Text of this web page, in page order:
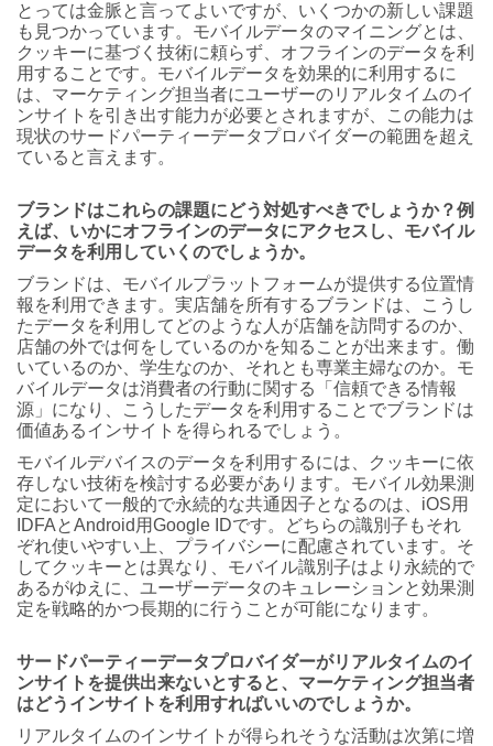
とっては金脈と言ってよいですが、いくつかの新しい課題
も見つかっています。モバイルデータのマイニングとは、
クッキーに基づく技術に頼らず、オフラインのデータを利
用することです。モバイルデータを効果的に利用するに
は、マーケティング担当者にユーザーのリアルタイムのイ
ンサイトを引き出す能力が必要とされますが、この能力は
現状のサードパーティーデータプロバイダーの範囲を超え
ていると言えます。
ブランドはこれらの課題にどう対処すべきでしょうか？例
えば、いかにオフラインのデータにアクセスし、モバイル
データを利用していくのでしょうか。
ブランドは、モバイルプラットフォームが提供する位置情
報を利用できます。実店舗を所有するブランドは、こうし
たデータを利用してどのような人が店舗を訪問するのか、
店舗の外では何をしているのかを知ることが出来ます。働
いているのか、学生なのか、それとも専業主婦なのか。モ
バイルデータは消費者の行動に関する「信頼できる情報
源」になり、こうしたデータを利用することでブランドは
価値あるインサイトを得られるでしょう。
モバイルデバイスのデータを利用するには、クッキーに依
存しない技術を検討する必要があります。モバイル効果測
定において一般的で永続的な共通因子となるのは、iOS用
IDFAとAndroid用Google IDです。どちらの識別子もそれ
ぞれ使いやすい上、プライバシーに配慮されています。そ
してクッキーとは異なり、モバイル識別子はより永続的で
あるがゆえに、ユーザーデータのキュレーションと効果測
定を戦略的かつ長期的に行うことが可能になります。
サードパーティーデータプロバイダーがリアルタイムのイ
ンサイトを提供出来ないとすると、マーケティング担当者
はどうインサイトを利用すればいいのでしょうか。
リアルタイムのインサイトが得られそうな活動は次第に増